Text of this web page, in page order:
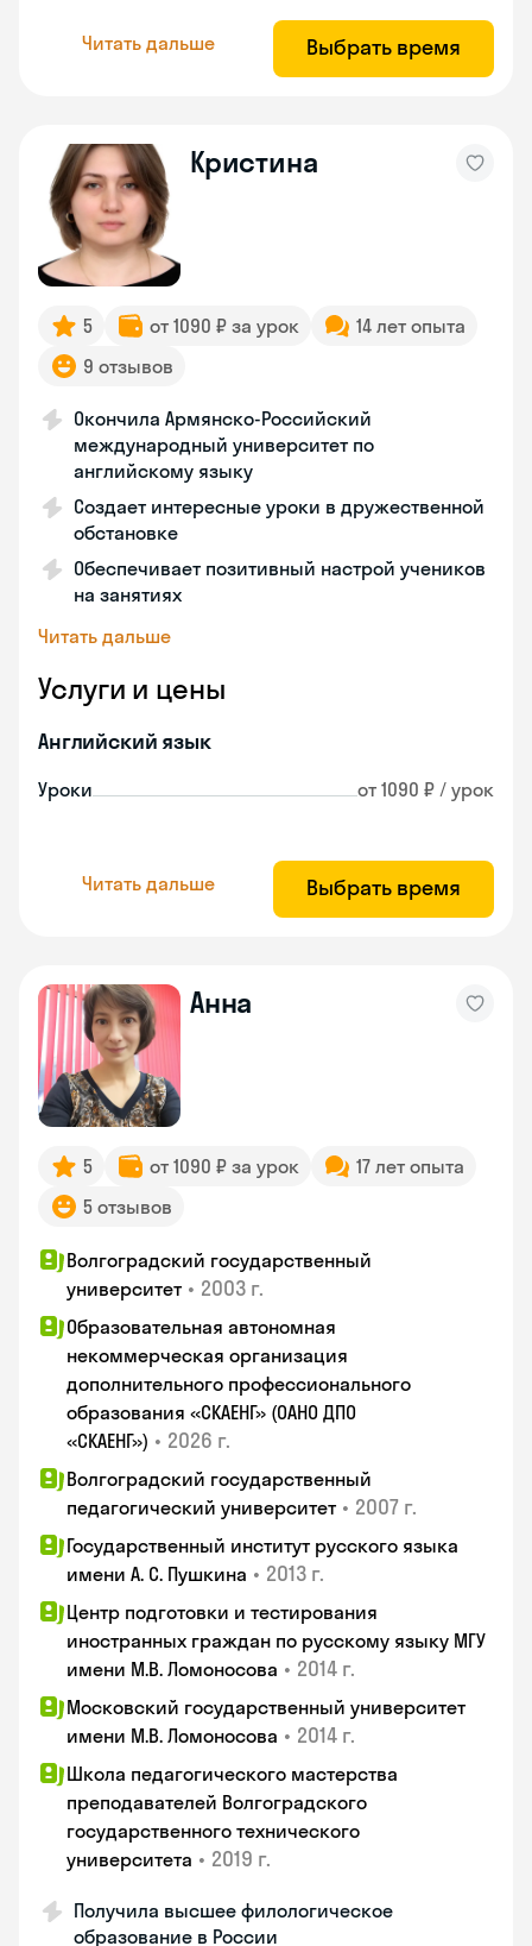
Читать дальше Выбрать время
Кристина
5 от 1090 ₽ за урок
14 лет опыта
9 отзывов
Окончила Армянско-Российский
международный университет по
английскому языку
Создает интересные уроки в дружественной
обстановке
Обеспечивает позитивный настрой учеников
на занятиях
Читать дальше
Услуги и цены
Английский язык
Уроки от 1090 ₽ / урок
Читать дальше Выбрать время
Анна
5 от 1090 ₽ за урок
17 лет опыта
5 отзывов
Волгоградский государственный
университет • 2003 г.
Образовательная автономная
некоммерческая организация
дополнительного профессионального
образования «СКАЕНГ» (ОАНО ДПО
«СКАЕНГ») • 2026 г.
Волгоградский государственный
педагогический университет • 2007 г.
Государственный институт русского языка
имени А. С. Пушкина • 2013 г.
Центр подготовки и тестирования
иностранных граждан по русскому языку МГУ
имени М.В. Ломоносова • 2014 г.
Московский государственный университет
имени М.В. Ломоносова • 2014 г.
Школа педагогического мастерства
преподавателей Волгоградского
государственного технического
университета • 2019 г.
Получила высшее филологическое
образование в России